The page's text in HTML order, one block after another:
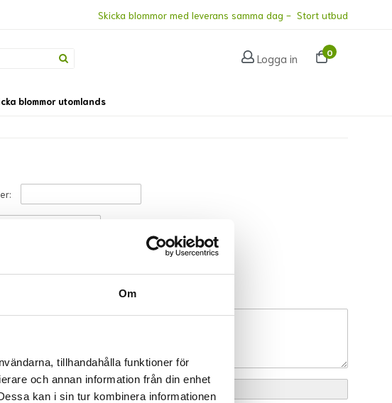
Om
tillhandahålla funktioner för
och annan information från din enhet
kan i sin tur kombinera informationen
Skicka blommor med leverans samma dag - Stort utbud
Logga in 0
blommor utomlands
per månad: